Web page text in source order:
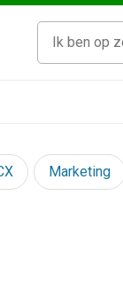
Marketing